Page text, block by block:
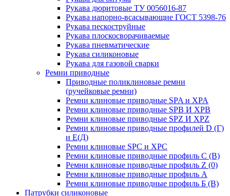
Рукава дюритовые ТУ 0056016-87
Рукава напорно-всасывающие ГОСТ 5398-76
Рукава пескоструйные
Рукава плоскосворачиваемые
Рукава пневматические
Рукава силиконовые
Рукава для газовой сварки
Ремни приводные
Приводные поликлиновые ремни
(ручейковые ремни)
Ремни клиновые приводные SPA и XPA
Ремни клиновые приводные SPB И XPB
Ремни клиновые приводные SPZ И XPZ
Ремни клиновые приводные профилей D (Г)
и Е(Д)
Ремни клиновые SPC и XPC
Ремни клиновые приводные профиль C (В)
Ремни клиновые приводные профиль Z (0)
Ремни клиновые приводные профиль А
Ремни клиновые приводные профиль Б (B)
Патрубки силиконовые